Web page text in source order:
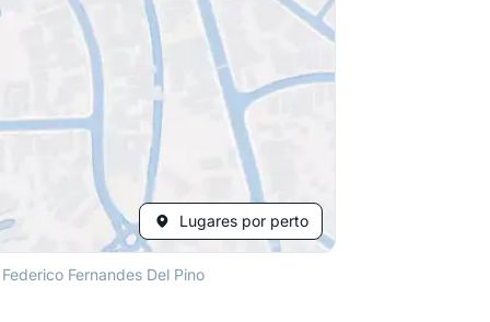
Lugares por perto
Federico Fernandes Del Pino